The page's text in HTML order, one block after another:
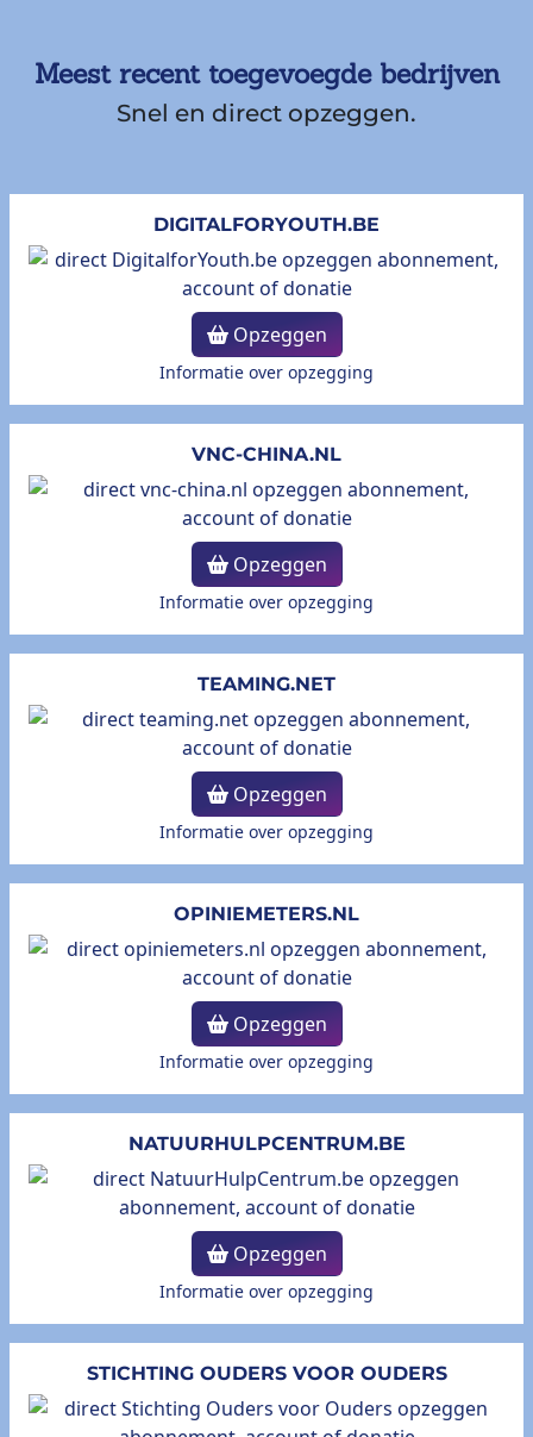
Meest recent toegevoegde bedrijven
Snel en direct opzeggen.
DIGITALFORYOUTH.BE
Opzeggen
Informatie over opzegging
VNC-CHINA.NL
Opzeggen
Informatie over opzegging
TEAMING.NET
Opzeggen
Informatie over opzegging
OPINIEMETERS.NL
Opzeggen
Informatie over opzegging
NATUURHULPCENTRUM.BE
Opzeggen
Informatie over opzegging
STICHTING OUDERS VOOR OUDERS